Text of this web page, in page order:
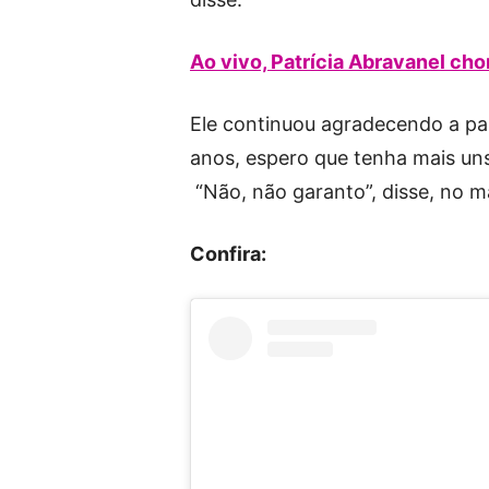
Ao vivo, Patrícia Abravanel
Ele continuou agradecendo a
anos, espero que tenha mais
“Não, não garanto”, disse, no
Confira: